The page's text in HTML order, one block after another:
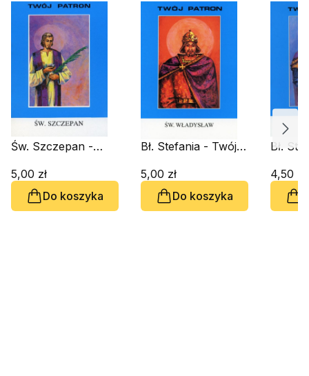
Św. Szczepan -
5,00 zł
Do koszyka
Bł. Stefania - Twój
5,00 zł
Do koszyka
Bł.
4,50 zł